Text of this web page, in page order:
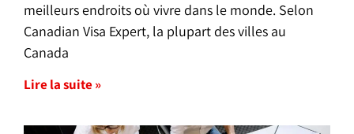
meilleurs endroits où vivre dans le monde. Selon
Canadian Visa Expert, la plupart des villes au
Canada
Lire la suite »